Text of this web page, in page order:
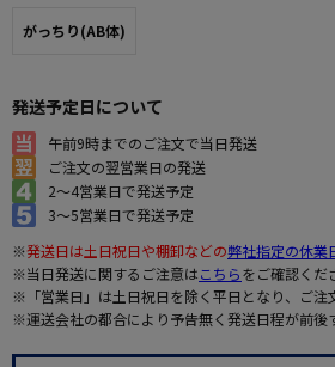
がっちり(AB体)
発送予定日について
午前9時までのご注文で当日発送
ご注文の翌営業日の発送
2～4営業日で発送予定
3～5営業日で発送予定
※発送日は土日祝日や棚卸などの弊社指定の休業
※当日発送に関するご注意はこちらをご確認くだ
※「営業日」は土日祝日を除く平日となり、ご注
※運送会社の都合により予告無く発送日程が前後